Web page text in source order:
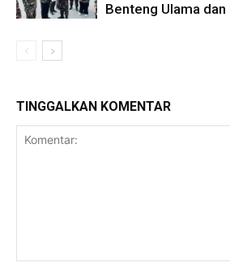
Benteng Ulama dan
TINGGALKAN KOMENTAR